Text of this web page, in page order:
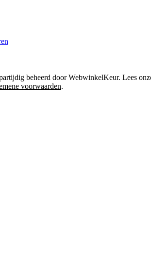
beheerd door WebwinkelKeur. Lees
voorwaarden.